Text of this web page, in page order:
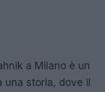
a Milano è un
una storia, dove il